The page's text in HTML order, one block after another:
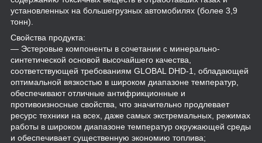
установленных на большегрузных автомобилях (более 3,9
тонн).
Свойства продукта:
— Эстеровые компоненты в сочетании с минерально-
синтетической основой высочайшего качества,
соответствующей требованиям GLOBAL DHD-1, обладающей
оптимальной вязкостью в широком диапазоне температур,
обеспечивают отличные антифрикционные и
противоизносные свойства, что значительно продлевает
ресурс техники на всех, даже самых экстремальных, режимах
работы в широком диапазоне температур окружающей среды
и обеспечивает существенную экономию топлива;